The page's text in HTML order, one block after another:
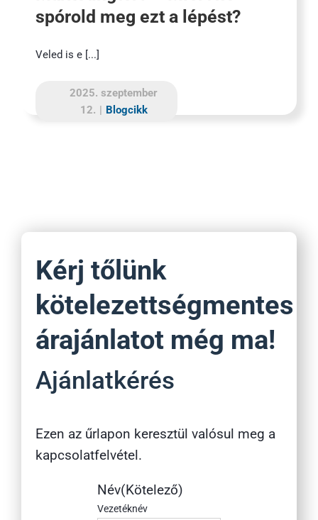
spórold meg ezt a lépést?
Veled is e [...]
2025. szeptember
12. | Blogcikk
Kérj tőlünk
kötelezettségmentes
árajánlatot még ma!
Ajánlatkérés
Ezen az űrlapon keresztül valósul meg a
kapcsolatfelvétel.
Név(Kötelező)
Vezetéknév